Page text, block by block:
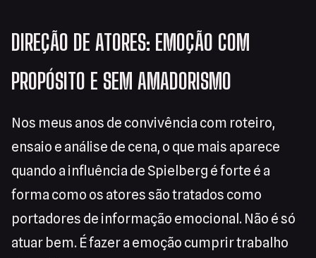
DIREÇÃO DE ATORES: EMOÇÃO COM
PROPÓSITO E SEM AMADORISMO
Nos meus anos de convivência com roteiro,
ensaio e análise de cena, o que mais aparece
quando a influência de Spielberg é forte é a
forma como os atores são tratados como
portadores de informação emocional. Não é só
atuar bem. É fazer a emoção cumprir trabalho